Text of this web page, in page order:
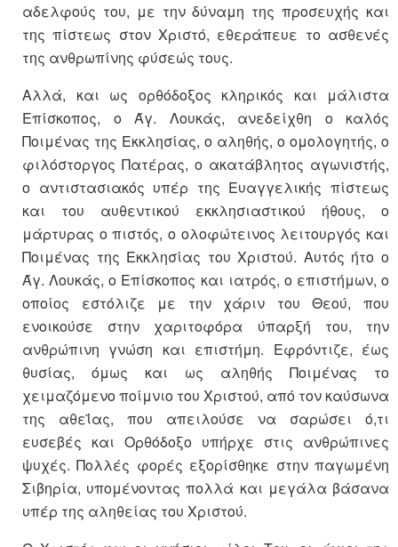
αδελφούς του, με την δύναμη της προσευχής και
της πίστεως στον Χριστό, εθεράπευε το ασθενές
της ανθρωπίνης φύσεώς τους.
Αλλά, και ως ορθόδοξος κληρικός και μάλιστα
Επίσκοπος, ο Άγ. Λουκάς, ανεδείχθη ο καλός
Ποιμένας της Εκκλησίας, ο αληθής, ο ομολογητής, ο
φιλόστοργος Πατέρας, ο ακατάβλητος αγωνιστής,
ο αντιστασιακός υπέρ της Ευαγγελικής πίστεως
και του αυθεντικού εκκλησιαστικού ήθους, ο
μάρτυρας ο πιστός, ο ολοφώτεινος λειτουργός και
Ποιμένας της Εκκλησίας του Χριστού. Αυτός ήτο ο
Άγ. Λουκάς, ο Επίσκοπος και ιατρός, ο επιστήμων, ο
οποίος εστόλιζε με την χάριν του Θεού, που
ενοικούσε στην χαριτοφόρα ύπαρξή του, την
ανθρώπινη γνώση και επιστήμη. Εφρόντιζε, έως
θυσίας, όμως και ως αληθής Ποιμένας το
χειμαζόμενο ποίμνιο του Χριστού, από τον καύσωνα
της αθεΐας, που απειλούσε να σαρώσει ό,τι
ευσεβές και Ορθόδοξο υπήρχε στις ανθρώπινες
ψυχές. Πολλές φορές εξορίσθηκε στην παγωμένη
Σιβηρία, υπομένοντας πολλά και μεγάλα βάσανα
υπέρ της αληθείας του Χριστού.